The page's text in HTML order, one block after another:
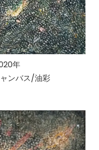
年
ンバス/油彩